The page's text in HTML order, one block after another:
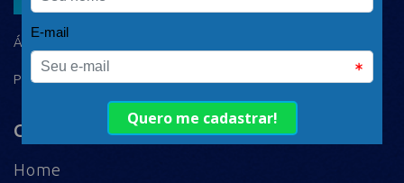
ÁREA DO ASSOCIADO
POLÍTICA DE PRIVACIDADE
Comece aqui
Home